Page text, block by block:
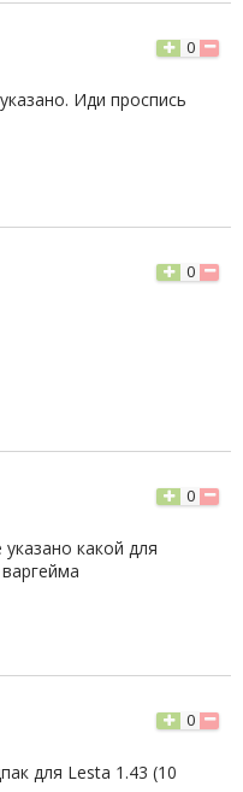
0
Иди проспись
0
0
какой для
0
для Lesta 1.43 (10